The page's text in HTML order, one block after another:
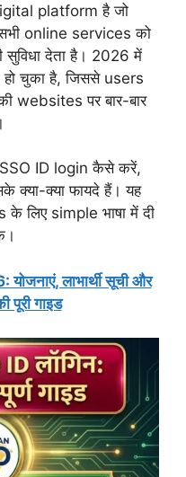
platform है जो
online services को
देता है। 2026 में
चुका है, जिससे users
पर बार-बार
ID login कैसे करें,
क्या-क्या फायदे हैं। यह
के लिए simple भाषा में दी
लाभार्थी सूची और
पूरी गाइड